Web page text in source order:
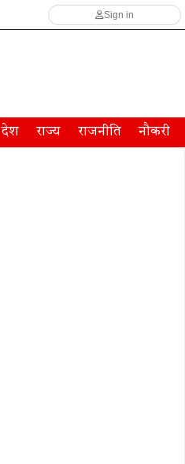
Sign in
देश राज्य राजनीति नौकरी